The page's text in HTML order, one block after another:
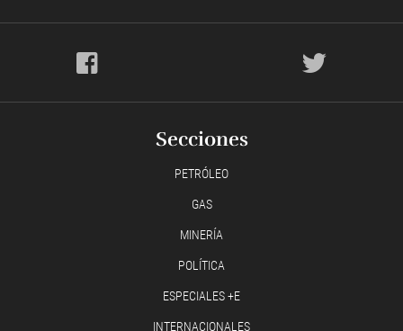
Secciones
PETRÓLEO
GAS
MINERÍA
POLÍTICA
ESPECIALES +E
INTERNACIONALES